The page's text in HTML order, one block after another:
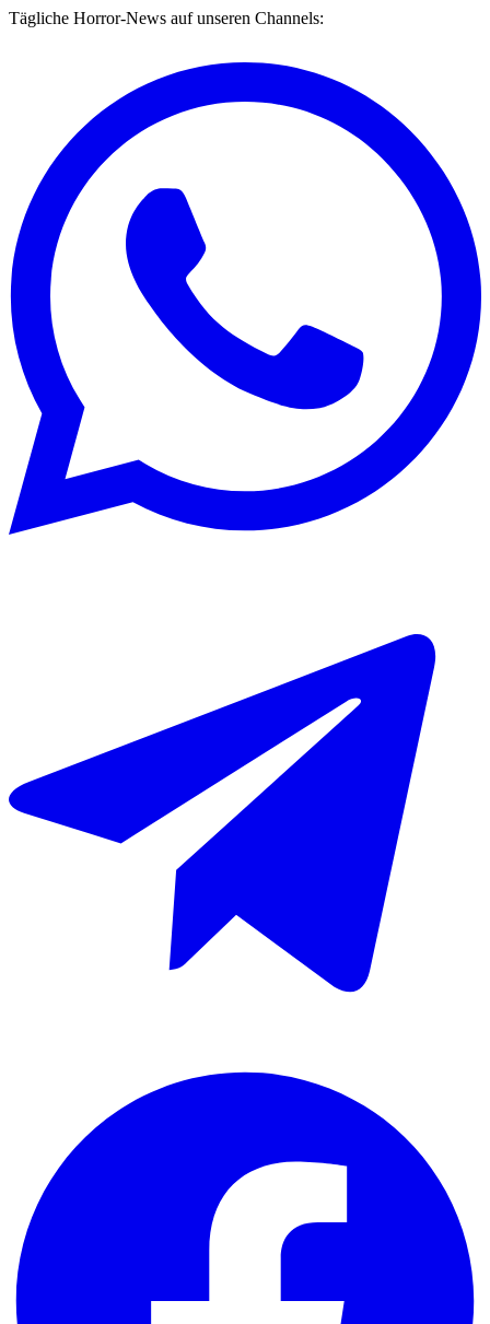
Tägliche Horror-News auf unseren Channels: